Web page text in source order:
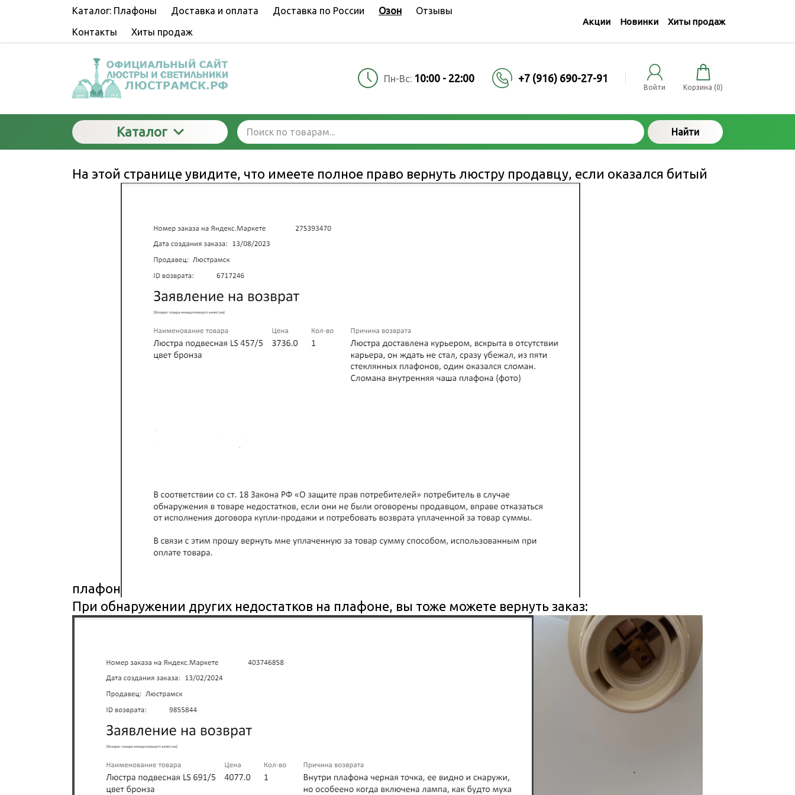
Каталог: Плафоны Доставка и оплата Доставка по России Озон
Отзывы
Контакты
Хиты продаж
Акции Новинки Хиты продаж
Пн-Вс: 10:00 - 22:00 +7 (916) 690-27-91
Войти Корзина (0)
Каталог Найти
На этой странице увидите, что имеете полное право вернуть люстру продавцу, если оказался битый
плафон
При обнаружении других недостатков на плафоне, вы тоже можете вернуть заказ: